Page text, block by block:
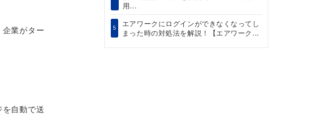
業がター
を自動で送
用...
5
エアワークにログインができなくなってし
まった時の対処法を解説！【エアワーク...